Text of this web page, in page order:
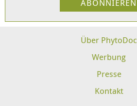
Über PhytoDoc
Werbung
Presse
Kontakt